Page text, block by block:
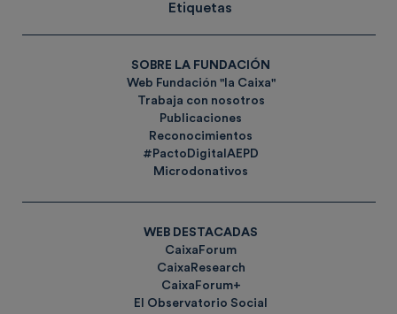
Etiquetas
SOBRE LA FUNDACIÓN
Web Fundación "la Caixa"
Trabaja con nosotros
Publicaciones
Reconocimientos
#PactoDigitalAEPD
Microdonativos
WEB DESTACADAS
CaixaForum
CaixaResearch
CaixaForum+
El Observatorio Social